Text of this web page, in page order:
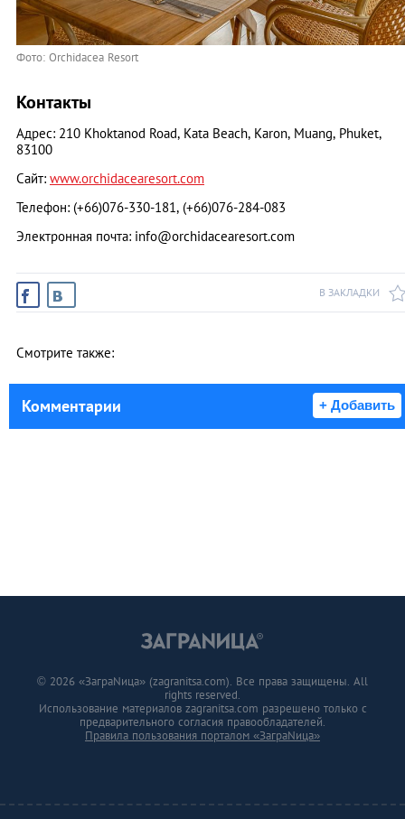
Фото: Orchidacea Resort
Контакты
Адрес: 210 Khoktanod Road, Kata Beach, Karon, Muang, Phuket,
83100
Сайт: www.orchidacearesort.com
Телефон: (+66)076-330-181, (+66)076-284-083
Электронная почта: info@orchidacearesort.com
В ЗАКЛАДКИ
Смотрите также:
Комментарии + Добавить
© 2026 «ЗаграNица» (zagranitsa.com). Все права защищены. All
rights reserved.
Использование материалов zagranitsa.com разрешено только с
предварительного согласия правообладателей.
Правила пользования порталом «ЗаграNица»